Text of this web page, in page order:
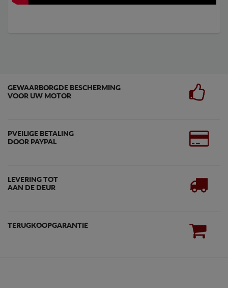
GEWAARBORGDE BESCHERMING
VOOR UW MOTOR
PVEILIGE BETALING
DOOR PAYPAL
LEVERING TOT
AAN DE DEUR
TERUGKOOPGARANTIE